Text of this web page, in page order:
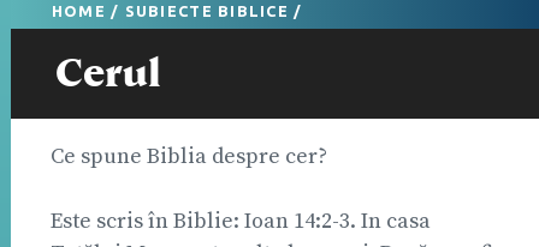
HOME / SUBIECTE BIBLICE /
Cerul
Ce spune Biblia despre cer?
Este scris în Biblie: Ioan 14:2-3. In casa